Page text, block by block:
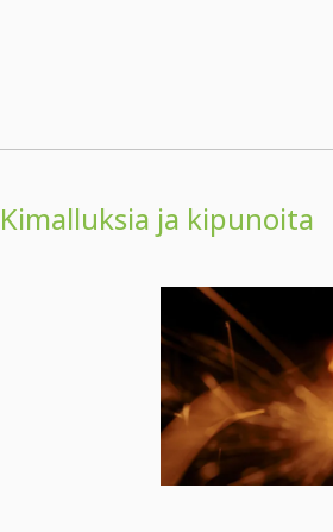
Kimalluksia ja kipunoita